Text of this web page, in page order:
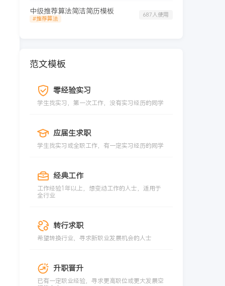
中级推荐算法简洁简历模板
#推荐算法
687人使用
范文模板
零经验实习
学生找实习，第一次工作，没有实习经历的同学
应届生求职
学生找实习或全职工作，有一定实习经历的同学
经典工作
工作经验1年以上，想变动工作的人士，适用于
全行业
转行求职
希望转换行业，寻求新职业发展机会的人士
升职晋升
已有一定职业经验，寻求更高职位或更大发展空